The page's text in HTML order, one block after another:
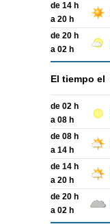
de 14 h
a 20 h
de 20 h
a 02 h
El tiempo el
de 02 h
a 08 h
de 08 h
a 14 h
de 14 h
a 20 h
de 20 h
a 02 h